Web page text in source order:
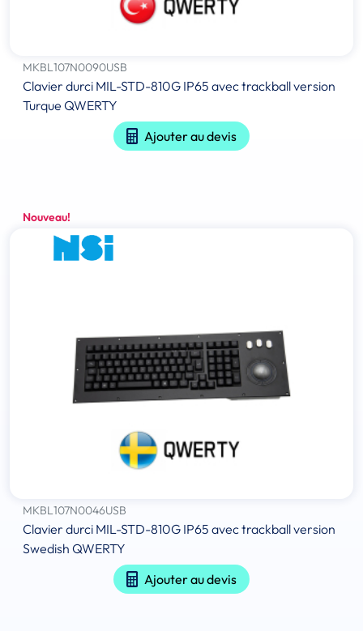
MKBL107N0090USB
Clavier durci MIL-STD-810G IP65 avec trackball version
Turque QWERTY
Ajouter au devis
Nouveau!
MKBL107N0046USB
Clavier durci MIL-STD-810G IP65 avec trackball version
Swedish QWERTY
Ajouter au devis